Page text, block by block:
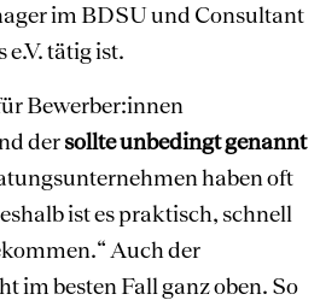
im BDSU und Consultant
tätig ist.
Bewerber:innen
dersollte unbedingt genannt
haben oft
ist es praktisch, schnell
Auch der
im besten Fall ganz oben. So